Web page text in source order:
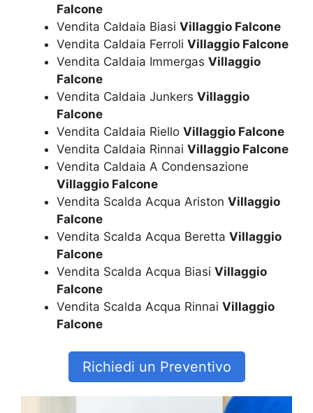
Falcone
Vendita Caldaia Biasi Villaggio Falcone
Vendita Caldaia Ferroli Villaggio Falcone
Vendita Caldaia Immergas Villaggio
Falcone
Vendita Caldaia Junkers Villaggio
Falcone
Vendita Caldaia Riello Villaggio Falcone
Vendita Caldaia Rinnai Villaggio Falcone
Vendita Caldaia A Condensazione
Villaggio Falcone
Vendita Scalda Acqua Ariston Villaggio
Falcone
Vendita Scalda Acqua Beretta Villaggio
Falcone
Vendita Scalda Acqua Biasi Villaggio
Falcone
Vendita Scalda Acqua Rinnai Villaggio
Falcone
Richiedi un Preventivo